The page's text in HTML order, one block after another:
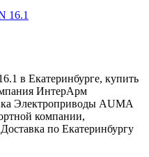
в Екатеринбурге, купить
ИнтерАрм
Электроприводы AUMA
компании,
по Екатеринбургу